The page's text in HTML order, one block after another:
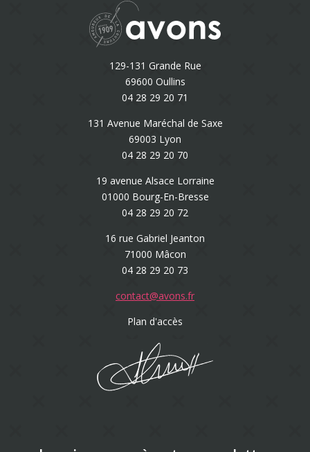
129-131 Grande Rue
69600 Oullins
04 28 29 20 71
131 Avenue Maréchal de Saxe
69003 Lyon
04 28 29 20 70
19 avenue Alsace Lorraine
01000 Bourg-En-Bresse
04 28 29 20 72
16 rue Gabriel Jeanton
71000 Mâcon
04 28 29 20 73
contact@avons.fr
Plan d'accès